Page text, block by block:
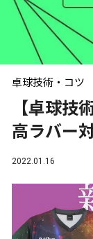
卓球技術・コツ
【卓球技
高ラバー
2022.01.16